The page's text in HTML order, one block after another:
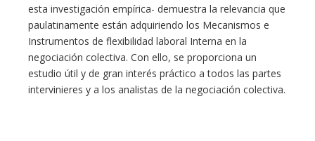
esta investigación empírica- demuestra la relevancia que
paulatinamente están adquiriendo los Mecanismos e
Instrumentos de flexibilidad laboral Interna en la
negociación colectiva. Con ello, se proporciona un
estudio útil y de gran interés práctico a todos las partes
intervinieres y a los analistas de la negociación colectiva.